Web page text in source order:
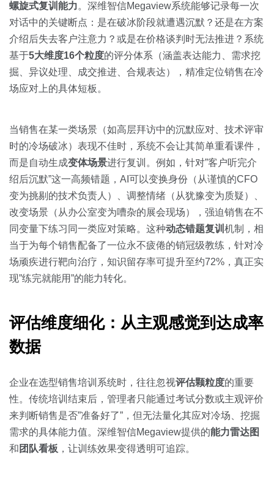
螺旋式复训能力。深维智信Megaview系统能够记录每一次
对话中的关键断点：是在破冰阶段就遭遇沉默？还是在方案
介绍后失去客户注意力？或是在价格谈判时无法推进？系统
基于5大维度16个粒度的评分体系（涵盖表达能力、需求挖
掘、异议处理、成交推进、合规表达），精准定位销售在冷
场应对上的具体短板。
当销售在某一类场景（如高层拜访中的沉默应对、技术评审
时的冷场破冰）表现不佳时，系统不会让其简单重看课件，
而是自动生成变体场景进行复训。例如，针对”客户听完介
绍后沉默”这一高频错题，AI可以变换身份（从谨慎的CFO
变为挑剔的技术负责人）、调整情绪（从犹豫变为质疑）、
改变场景（从办公室变为嘈杂的展会现场），强迫销售在不
同变量下练习同一类应对策略。这种动态错题复训 机制，相
当于为每个销售配备了一位永不疲倦的销冠级教练，针对冷
场顽疾进行靶向治疗，知识留存率可提升至约72%，真正实
现”练完就能用”的能力转化。
评估维度细化：从主观感觉到达成率
数据
企业在选型销售培训系统时，往往忽视评估颗粒度的重要
性。传统培训结束后，管理者只能通过考试分数或主观评价
来判断销售是否”准备好了”，但无法量化其应对冷场、挖掘
需求的具体能力值。深维智信Megaview提供的能力雷达图
和 团队看板 ，让训练效果变得透明可追踪。